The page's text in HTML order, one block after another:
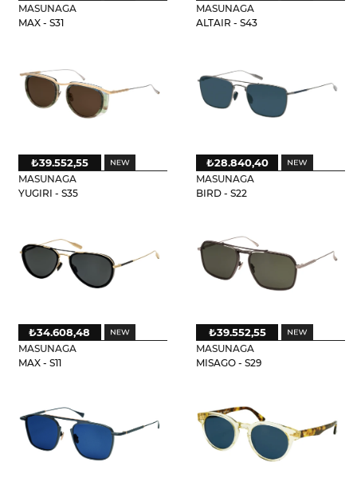
MASUNAGA
MAX - S31
MASUNAGA
ALTAIR - S43
MASUNAGA
YUGIRI - S35
₺39.552,55
MASUNAGA
BIRD - S22
₺28.840,40
MASUNAGA
MAX - S11
₺34.608,48
MASUNAGA
MISAGO - S29
₺39.552,55